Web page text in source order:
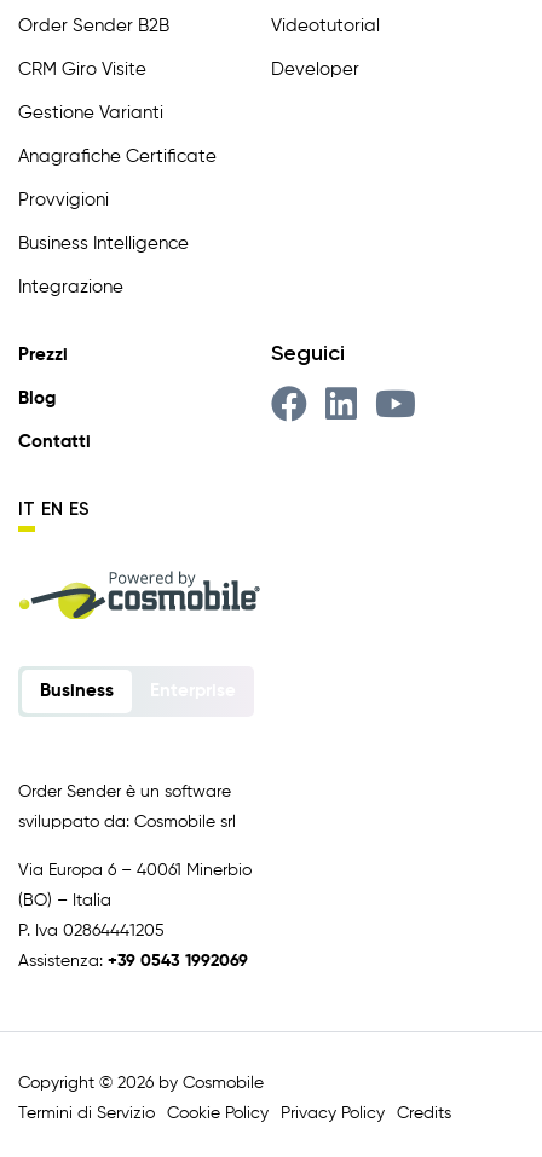
Business
Order Sender è un software
sviluppato da: Cosmobile srl
Via Europa 6 – 40061 Minerbio
(BO) – Italia
P. Iva 02864441205
Assistenza: +39 0543 1992069
Order Sender B2B
CRM Giro Visite
Gestione Varianti
Anagrafiche Certificate
Provvigioni
Business Intelligence
Integrazione
Videotutorial
Developer
Prezzi
Blog
Contatti
IT EN ES
Seguici
Copyright © 2026 by Cosmobile
Termini di Servizio
Cookie Policy Privacy Policy Credits